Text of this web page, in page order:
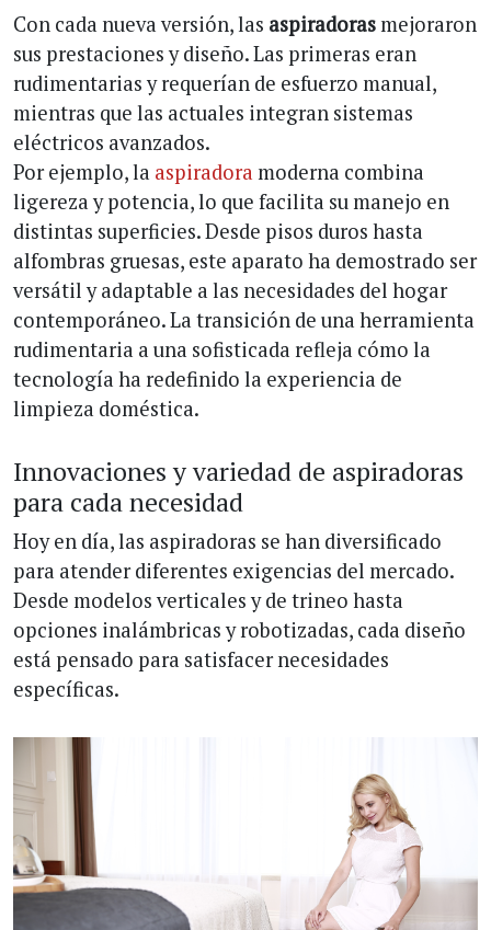
Con cada nueva versión, las aspiradoras mejoraron
sus prestaciones y diseño. Las primeras eran
rudimentarias y requerían de esfuerzo manual,
mientras que las actuales integran sistemas
eléctricos avanzados.
Por ejemplo, la aspiradora moderna combina
ligereza y potencia, lo que facilita su manejo en
distintas superficies. Desde pisos duros hasta
alfombras gruesas, este aparato ha demostrado ser
versátil y adaptable a las necesidades del hogar
contemporáneo. La transición de una herramienta
rudimentaria a una sofisticada refleja cómo la
tecnología ha redefinido la experiencia de
limpieza doméstica.
Innovaciones y variedad de aspiradoras
para cada necesidad
Hoy en día, las aspiradoras se han diversificado
para atender diferentes exigencias del mercado.
Desde modelos verticales y de trineo hasta
opciones inalámbricas y robotizadas, cada diseño
está pensado para satisfacer necesidades
específicas.